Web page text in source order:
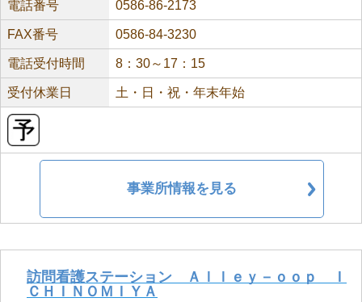
電話番号 0586-86-2173
FAX番号 0586-84-3230
電話受付時間 8：30～17：15
受付休業日 土・日・祝・年末年始
事業所情報を見る
訪問看護ステーション Ａｌｌｅｙ－ｏｏｐ Ｉ
ＣＨＩＮＯＭＩＹＡ